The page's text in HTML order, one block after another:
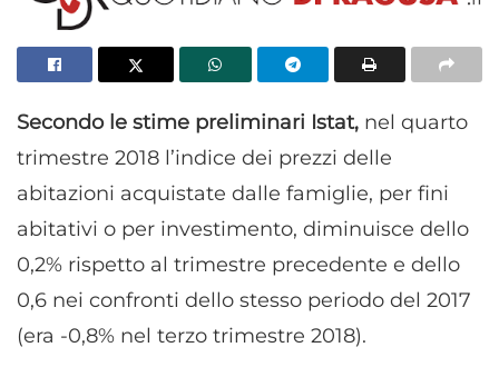
Secondo le stime preliminari Istat, nel quarto
trimestre 2018 l’indice dei prezzi delle
abitazioni acquistate dalle famiglie, per fini
abitativi o per investimento, diminuisce dello
0,2% rispetto al trimestre precedente e dello
0,6 nei confronti dello stesso periodo del 2017
(era -0,8% nel terzo trimestre 2018).